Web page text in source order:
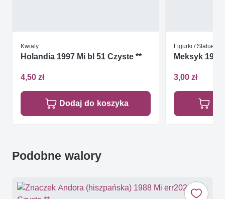
Kwiaty
Holandia 1997 Mi bl 51 Czyste **
4,50 zł
Dodaj do koszyka
Figurki / Statuetki
Meksyk
3,00 zł
Podobne walory